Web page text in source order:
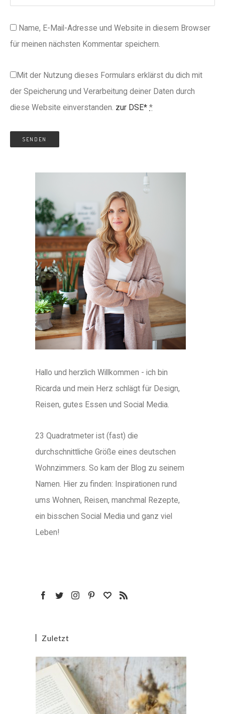
Name, E-Mail-Adresse und Website in diesem Browser
für meinen nächsten Kommentar speichern.
Mit der Nutzung dieses Formulars erklärst du dich mit
der Speicherung und Verarbeitung deiner Daten durch
diese Website einverstanden. zur DSE* *
Hallo und herzlich Willkommen - ich bin
Ricarda und mein Herz schlägt für Design,
Reisen, gutes Essen und Social Media.
23 Quadratmeter ist (fast) die
durchschnittliche Größe eines deutschen
Wohnzimmers. So kam der Blog zu seinem
Namen. Hier zu finden: Inspirationen rund
ums Wohnen, Reisen, manchmal Rezepte,
ein bisschen Social Media und ganz viel
Leben!
Zuletzt